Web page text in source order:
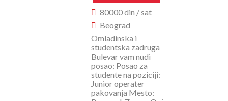
80000 din / sat
Beograd
Omladinska i
studentska zadruga
Bulevar vam nudi
posao: Posao za
studente na poziciji:
Junior operater
pakovanja Mesto: